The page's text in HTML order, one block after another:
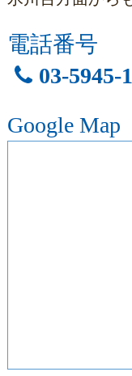
電話番号
03-5945-
Google Map